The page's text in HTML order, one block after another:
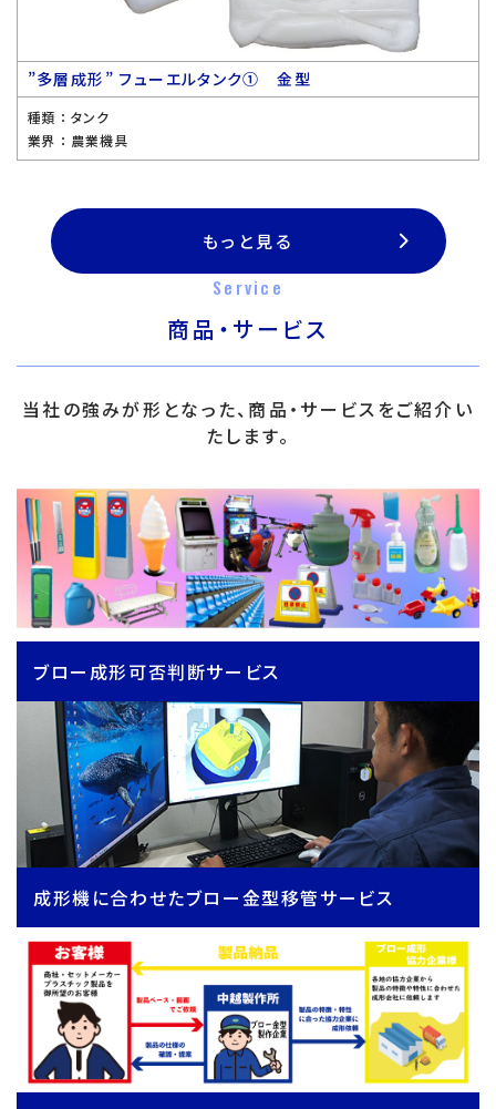
”多層成形” フューエルタンク① 金型
種類 ： タンク
業界 ： 農業機具
もっと見る
Service
商品・サービス
当社の強みが形となった、商品・サービスをご紹介い
たします。
ブロー成形可否判断サービス
成形機に合わせたブロー金型移管サービス